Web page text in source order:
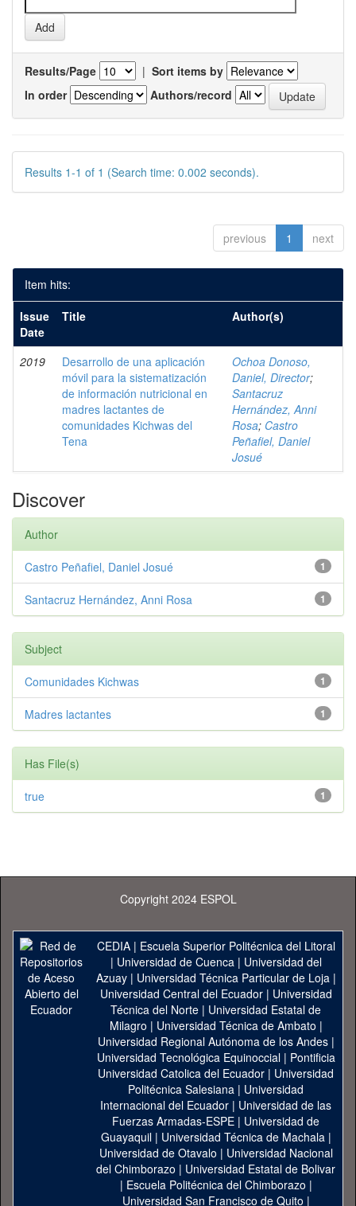
Results/Page | Sort items by
In order
Authors/record
Results 1-1 of 1 (Search time: 0.002 seconds).
previous 1 next
Item hits:
Issue
Date
Title Author(s)
2019
Desarrollo de una aplicación
móvil para la sistematización
de información nutricional en
madres lactantes de
comunidades Kichwas del
Tena
Ochoa Donoso,
Daniel, Director;
Santacruz
Hernández, Anni
Rosa; Castro
Peñafiel, Daniel
Josué
Discover
Author
1
Castro Peñafiel, Daniel Josué
1
Santacruz Hernández, Anni Rosa
Subject
1
Comunidades Kichwas
1
Madres lactantes
Has File(s)
1
true
Copyright 2024 ESPOL
CEDIA| Escuela Superior Politécnica del Litoral
| Universidad de Cuenca| Universidad del
Azuay| Universidad Técnica Particular de Loja|
Universidad Central del Ecuador| Universidad
Técnica del Norte | Universidad Estatal de
Milagro | Universidad Técnica de Ambato |
Universidad Regional Autónoma de los Andes|
Universidad Tecnológica Equinoccial| Pontificia
Universidad Catolica del Ecuador | Universidad
Politécnica Salesiana | Universidad
Internacional del Ecuador | Universidad de las
Fuerzas Armadas-ESPE | Universidad de
Guayaquil| Universidad Técnica de Machala|
Universidad de Otavalo | Universidad Nacional
del Chimborazo | Universidad Estatal de Bolivar
| Escuela Politécnica del Chimborazo |
Universidad San Francisco de Quito |